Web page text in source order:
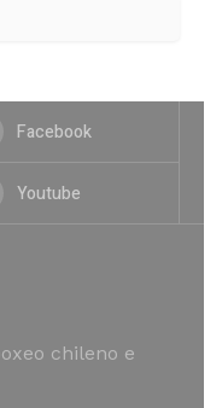
Facebook
Youtube
chileno e